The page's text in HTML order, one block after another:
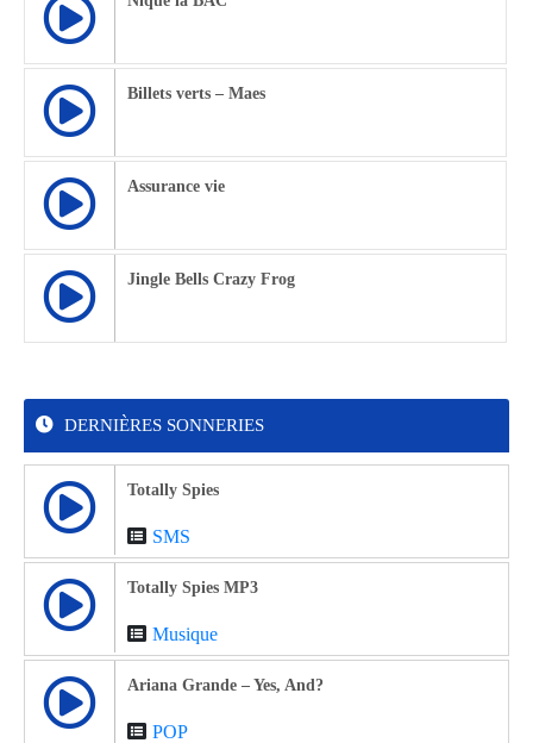
Billets verts – Maes
Assurance vie
Jingle Bells Crazy Frog
DERNIÈRES SONNERIES
Totally Spies
SMS
Totally Spies MP3
Musique
Ariana Grande – Yes, And?
POP